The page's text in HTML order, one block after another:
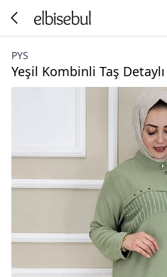
PYS
Yeşil Kombinli Taş